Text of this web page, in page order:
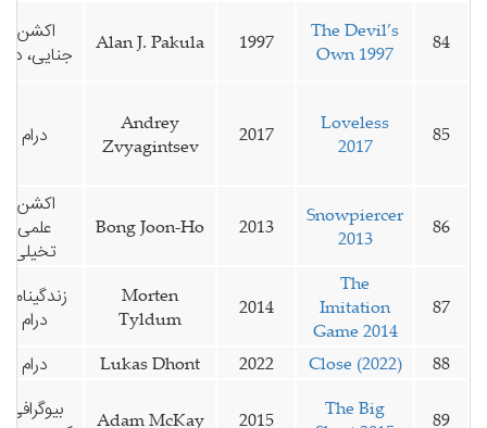
84
The Devil’s
Own 1997
1997
Alan J. Pakula
اکشن،
جنایی،
85
Loveless
2017
2017
Andrey
Zvyagintsev
درام
86
Snowpiercer
2013
2013
Bong Joon-Ho
اکشن،
علمی
تخیلی
87
The
Imitation
Game 2014
2014
Morten
Tyldum
زندگینامه،
درام
88
Close (2022)
2022
Lukas Dhont درام
89
The Big
2015
Adam McKay
بیوگرافی،